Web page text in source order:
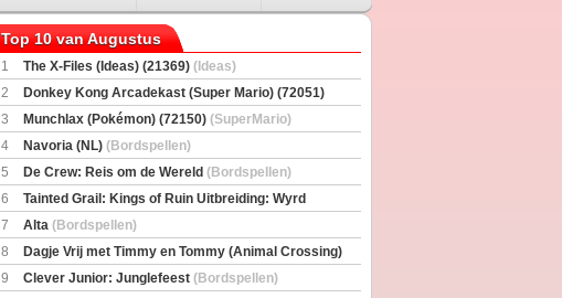
Top 10 van Augustus
1 The X-Files (Ideas) (21369) (Ideas)
2
Donkey Kong Arcadekast (Super Mario) (72051)
(SuperMario)
3 Munchlax (Pokémon) (72150) (SuperMario)
4
Navoria (NL) (Bordspellen)
5
De Crew: Reis om de Wereld (Bordspellen)
6
Tainted Grail: Kings of Ruin Uitbreiding: Wyrd
Encounters(Bordspellen)
7 Alta (Bordspellen)
8
Dagje Vrij met Timmy en Tommy (Animal Crossing)
(77059)(Ideas)
9 Clever Junior: Junglefeest (Bordspellen)